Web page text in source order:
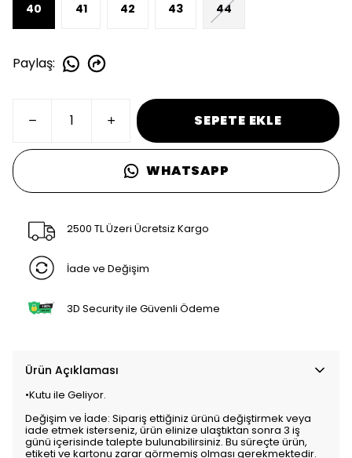
40 41 42 43 44
Paylaş:
SEPETE EKLE
WHATSAPP
2500 TL Üzeri Ücretsiz Kargo
İade ve Değişim
3D Security ile Güvenli Ödeme
Ürün Açıklaması
•Kutu ile Geliyor.
Değişim ve İade: Sipariş ettiğiniz ürünü değiştirmek veya
iade etmek isterseniz, ürün elinize ulaştıktan sonra 3 iş
günü içerisinde talepte bulunabilirsiniz. Bu süreçte ürün,
etiketi ve kartonu zarar görmemiş olması gerekmektedir.